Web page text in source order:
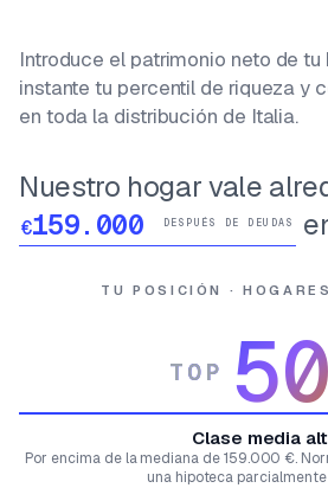
Introduce el patrimonio neto de
instante tu percentil de riqueza y
en toda la distribución de Italia.
Nuestro hogar vale
€ DESPUÉS DE DEUDAS
TU POSICIÓN ·
TOP 50
Clase media
Por encima de la mediana de 159.000 €.
una hipoteca